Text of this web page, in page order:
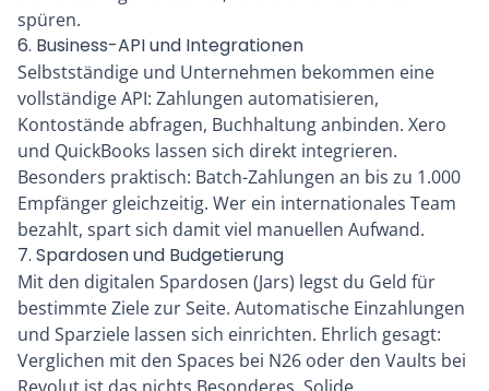
spüren.
6. Business-API und Integrationen
Selbstständige und Unternehmen bekommen eine
vollständige API: Zahlungen automatisieren,
Kontostände abfragen, Buchhaltung anbinden. Xero
und QuickBooks lassen sich direkt integrieren.
Besonders praktisch: Batch-Zahlungen an bis zu 1.000
Empfänger gleichzeitig. Wer ein internationales Team
bezahlt, spart sich damit viel manuellen Aufwand.
7. Spardosen und Budgetierung
Mit den digitalen Spardosen (Jars) legst du Geld für
bestimmte Ziele zur Seite. Automatische Einzahlungen
und Sparziele lassen sich einrichten. Ehrlich gesagt:
Verglichen mit den Spaces bei N26 oder den Vaults bei
Revolut ist das nichts Besonderes. Solide